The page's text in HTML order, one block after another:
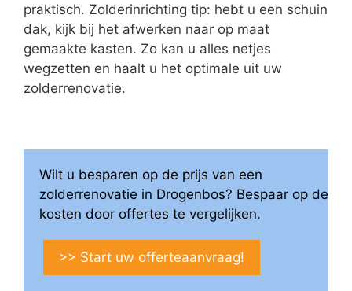
praktisch. Zolderinrichting tip: hebt u een schuin
dak, kijk bij het afwerken naar op maat
gemaakte kasten. Zo kan u alles netjes
wegzetten en haalt u het optimale uit uw
zolderrenovatie.
Wilt u besparen op de prijs van een
zolderrenovatie in Drogenbos? Bespaar op de
kosten door offertes te vergelijken.
>> Start uw offerteaanvraag!